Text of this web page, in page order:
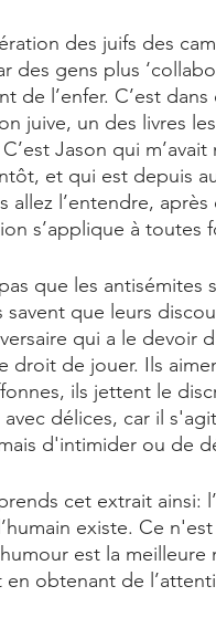
des juifs des
des gens plus
de l’enfer. C’est
juive, un des livres
Jason qui
et qui est depuis
allez l’entendre,
s’applique à toutes
que les
savent que leurs
qui a le devoir
droit de jouer. Ils
ils jettent le
avec délices, car il
d'intimider ou de
cet extrait ainsi:
existe. Ce
est la
obtenant de